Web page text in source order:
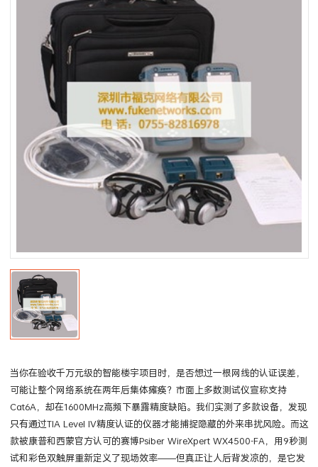
当你在验收千万元级的智能楼宇项目时，是否想过一根网线的认证误差，
可能让整个网络系统在两年后集体瘫痪？市面上多数测试仪宣称支持
Cat6A，却在1600MHz高频下暴露精度缺陷。我们实测了多款设备，发现
只有通过TIA Level IV精度认证的仪器才能捕捉隐藏的外来串扰风险。而这
款被康普和西蒙官方认可的赛博Psiber WireXpert WX4500-FA，用9秒测
试和彩色双触屏重新定义了现场效率——但真正让人后背发凉的，是它发